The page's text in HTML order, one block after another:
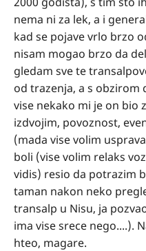
nema ni za lek, a i
kad se pojave vrlo brzo
nisam mogao brzo da
gledam sve te
od trazenja, a s obzirom
vise nekako mi je on bio
izdvojim, povoznost,
(mada vise volim
boli (vise volim relaks
vidis) resio da potrazim
taman nakon neko
transalp u Nisu, ja
ima vise srece nego....).
hteo, magare.